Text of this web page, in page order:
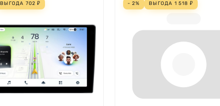
ВЫГОДА 702 ₽ - 2% ВЫГОДА 1 518 ₽